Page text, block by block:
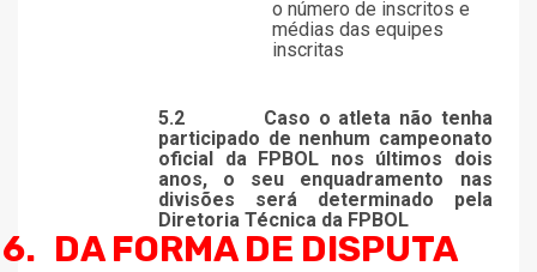
o número de inscritos e
médias das equipes
inscritas
5.2
Caso o atleta não tenha
participado de nenhum campeonato
oficial da FPBOL nos últimos dois
anos, o seu enquadramento nas
divisões será determinado pela
Diretoria Técnica da FPBOL
6. DA FORMA DE DISPUTA